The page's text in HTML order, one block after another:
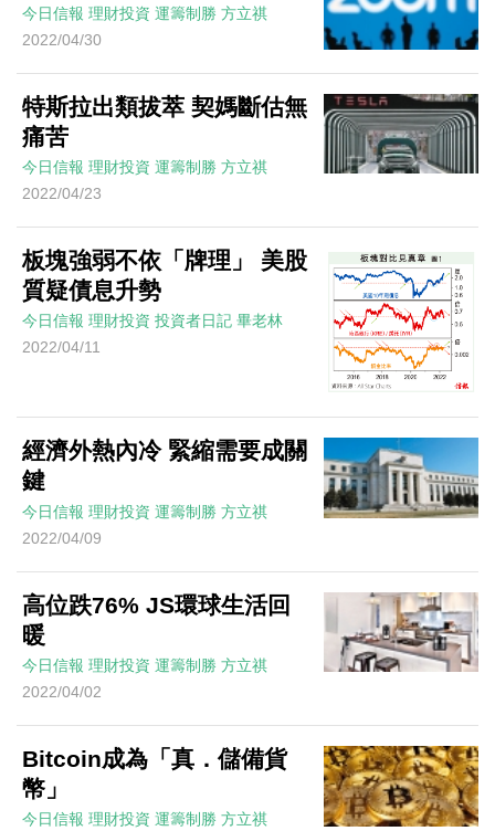
今日信報 理財投資 運籌制勝 方立祺
2022/04/30
特斯拉出類拔萃 契媽斷估無
痛苦
今日信報 理財投資 運籌制勝 方立祺
2022/04/23
板塊強弱不依「牌理」 美股
質疑債息升勢
今日信報 理財投資 投資者日記 畢老林
2022/04/11
經濟外熱內冷 緊縮需要成關
鍵
今日信報 理財投資 運籌制勝 方立祺
2022/04/09
高位跌76% JS環球生活回
暖
今日信報 理財投資 運籌制勝 方立祺
2022/04/02
Bitcoin成為「真．儲備貨
幣」
今日信報 理財投資 運籌制勝 方立祺